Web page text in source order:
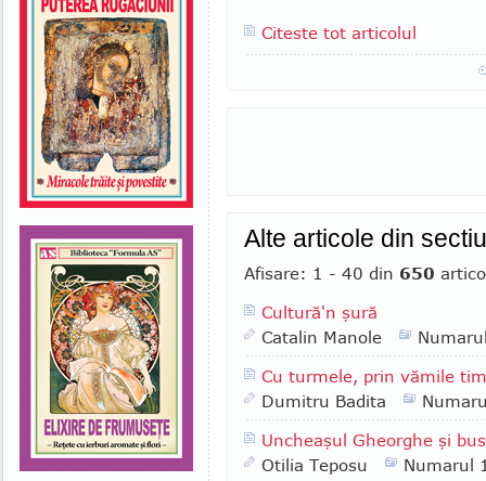
Citeste tot articolul
Alte articole din
Afisare: 1 - 40 din 650
Cultură'n şură
Catalin Manole
Cu turmele, prin vămile
Dumitru Badita
Uncheaşul Gheorghe şi
Otilia Teposu
Numarul